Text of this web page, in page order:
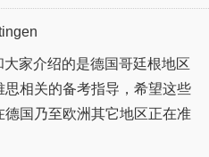
家介绍的是德国哥廷根地区
相关的备考指导，希望这些
国乃至欧洲其它地区正在准